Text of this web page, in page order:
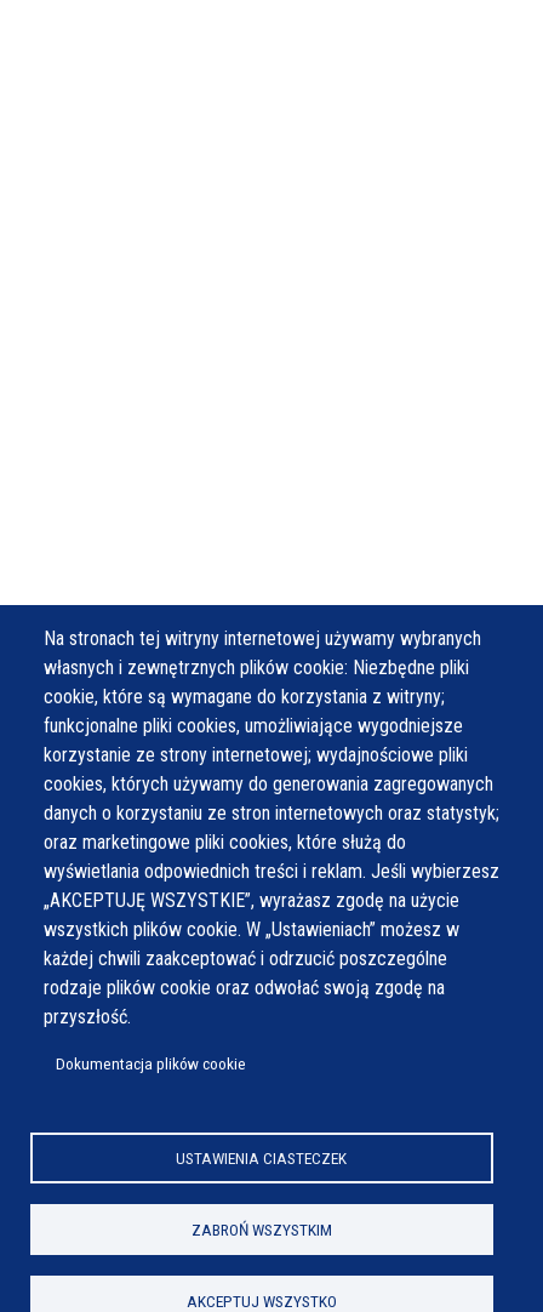
Na stronach tej witryny internetowej używamy wybranych
własnych i zewnętrznych plików cookie: Niezbędne pliki
cookie, które są wymagane do korzystania z witryny;
funkcjonalne pliki cookies, umożliwiające wygodniejsze
korzystanie ze strony internetowej; wydajnościowe pliki
cookies, których używamy do generowania zagregowanych
danych o korzystaniu ze stron internetowych oraz statystyk;
oraz marketingowe pliki cookies, które służą do
wyświetlania odpowiednich treści i reklam. Jeśli wybierzesz
„AKCEPTUJĘ WSZYSTKIE”, wyrażasz zgodę na użycie
wszystkich plików cookie. W „Ustawieniach” możesz w
każdej chwili zaakceptować i odrzucić poszczególne
rodzaje plików cookie oraz odwołać swoją zgodę na
przyszłość.
Dokumentacja plików cookie
USTAWIENIA CIASTECZEK
ZABROŃ WSZYSTKIM
AKCEPTUJ WSZYSTKO